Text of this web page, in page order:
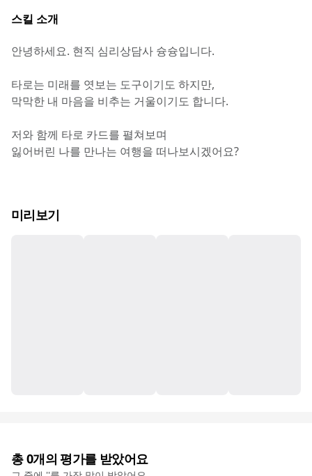
스킬 소개
안녕하세요. 현직 심리상담사 슝슝입니다.
타로는 미래를 엿보는 도구이기도 하지만,
막막한 내 마음을 비추는 거울이기도 합니다.
저와 함께 타로 카드를 펼쳐보며
잃어버린 나를 만나는 여행을 떠나보시겠어요?
미리보기
총0개의 평가를 받았어요